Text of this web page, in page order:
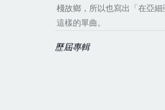
棧故鄉，所以也寫出「在亞細
這樣的單曲。
歷屆專輯